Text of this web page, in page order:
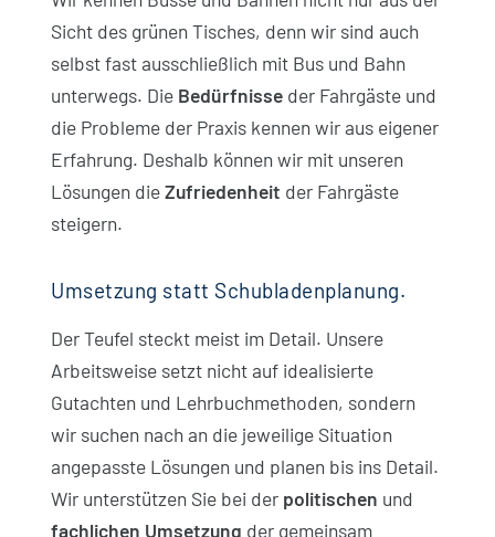
Sicht des grünen Tisches, denn wir sind auch
selbst fast ausschließlich mit Bus und Bahn
unterwegs. Die Bedürfnisse der Fahrgäste und
die Probleme der Praxis kennen wir aus eigener
Erfahrung. Deshalb können wir mit unseren
Lösungen dieZufriedenheit der Fahrgäste
steigern.
Umsetzung statt Schubladenplanung.
Der Teufel steckt meist im Detail. Unsere
Arbeitsweise setzt nicht auf idealisierte
Gutachten und Lehrbuchmethoden, sondern
wir suchen nach an die jeweilige Situation
angepasste Lösungen und planen bis ins Detail.
Wir unterstützen Sie bei der politischen und
fachlichen Umsetzung der gemeinsam